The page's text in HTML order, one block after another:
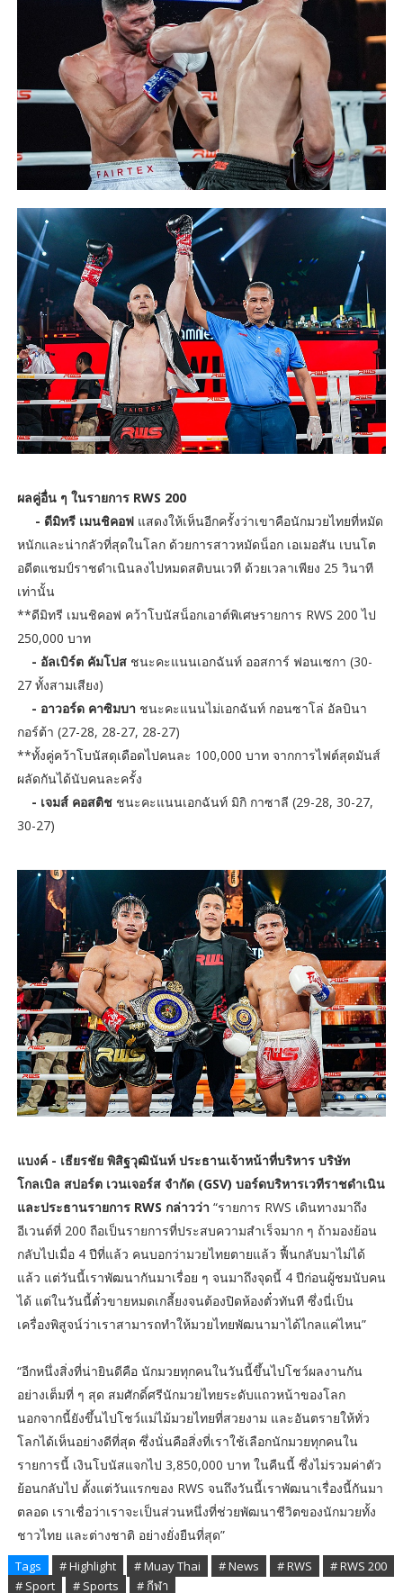
ผลคู่อื่น ๆ ในรายการ RWS 200
- ดีมิทรี เมนชิคอฟแสดงให้เห็นอีกครั้งว่าเขาคือนักมวยไทยที่หมัด
หนักและน่ากลัวที่สุดในโลก ด้วยการสาวหมัดน็อก เอเมอสัน เบนโต
อดีตแชมป์ราชดำเนินลงไปหมดสติบนเวที ด้วยเวลาเพียง 25 วินาที
เท่านั้น
**ดีมิทรี เมนชิคอฟ คว้าโบนัสน็อกเอาต์พิเศษรายการ RWS 200 ไป
250,000 บาท
- อัลเบิร์ต คัมโปสชนะคะแนนเอกฉันท์ ออสการ์ ฟอนเซกา (30-
27 ทั้งสามเสียง)
- อาวอร์ด คาซิมบา ชนะคะแนนไม่เอกฉันท์ กอนซาโล่ อัลบินา
กอร์ต้า (27-28, 28-27, 28-27)
**ทั้งคู่คว้าโบนัสดุเดือดไปคนละ 100,000 บาท จากการไฟต์สุดมันส์
ผลัดกันได้นับคนละครั้ง
- เจมส์ คอสติช ชนะคะแนนเอกฉันท์ มิกิ กาซาลี (29-28, 30-27,
30-27)
แบงค์ - เธียรชัย พิสิฐวุฒินันท์ ประธานเจ้าหน้าที่บริหาร บริษัท
โกลเบิล สปอร์ต เวนเจอร์ส จำกัด (GSV) บอร์ดบริหารเวทีราชดำเนิน
และประธานรายการ RWS กล่าวว่า “รายการ RWS เดินทางมาถึง
อีเวนต์ที่ 200 ถือเป็นรายการที่ประสบความสำเร็จมาก ๆ ถ้ามองย้อน
กลับไปเมื่อ 4 ปีที่แล้ว คนบอกว่ามวยไทยตายแล้ว ฟื้นกลับมาไม่ได้
แล้ว แต่วันนี้เราพัฒนากันมาเรื่อย ๆ จนมาถึงจุดนี้ 4 ปีก่อนผู้ชมนับคน
ได้ แต่ในวันนี้ตั๋วขายหมดเกลี้ยงจนต้องปิดห้องตั๋วทันที ซึ่งนี่เป็น
เครื่องพิสูจน์ว่าเราสามารถทำให้มวยไทยพัฒนามาได้ไกลแค่ไหน”
“อีกหนึ่งสิ่งที่น่ายินดีคือ นักมวยทุกคนในวันนี้ขึ้นไปโชว์ผลงานกัน
อย่างเต็มที่ ๆ สุด สมศักดิ์ศรีนักมวยไทยระดับแถวหน้าของโลก
นอกจากนี้ยังขึ้นไปโชว์แม่ไม้มวยไทยที่สวยงาม และอันตรายให้ทั่ว
โลกได้เห็นอย่างดีที่สุด ซึ่งนั่นคือสิ่งที่เราใช้เลือกนักมวยทุกคนใน
รายการนี้ เงินโบนัสแจกไป 3,850,000 บาท ในคืนนี้ ซึ่งไม่รวมค่าตัว
ย้อนกลับไป ตั้งแต่วันแรกของ RWS จนถึงวันนี้เราพัฒนาเรื่องนี้กันมา
ตลอด เราเชื่อว่าเราจะเป็นส่วนหนึ่งที่ช่วยพัฒนาชีวิตของนักมวยทั้ง
ชาวไทย และต่างชาติ อย่างยั่งยืนที่สุด”
Tags # Highlight # Muay Thai # News # RWS
# RWS 200
# Sport
# Sports # กีฬา